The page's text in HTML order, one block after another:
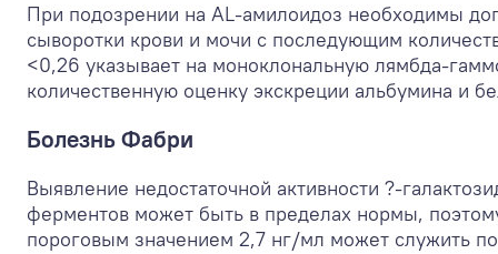
При подозрении на AL-амилоидоз необходимы
сыворотки крови и мочи с последующим
<0,26 указывает на моноклональную лямбда-
количественную оценку экскреции альбумина и
Болезнь Фабри
Выявление недостаточной активности ?-
ферментов может быть в пределах нормы,
пороговым значением 2,7 нг/мл может служить